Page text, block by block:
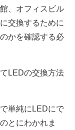
、オフィスビル
交換するために
かを確認する必
LEDの交換方法
単純にLEDにで
とにわかれま